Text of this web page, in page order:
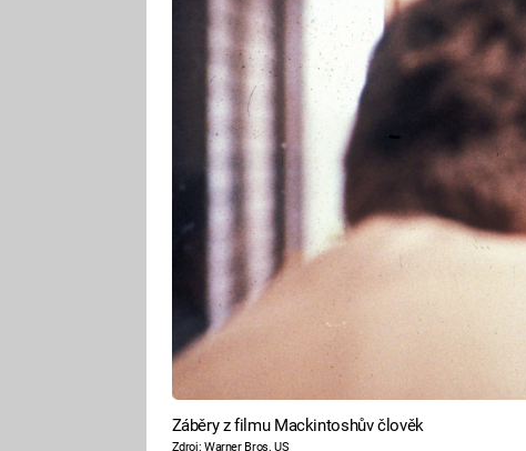
Záběry z filmu Mackintoshův člověk
Zdroj: Warner Bros. US